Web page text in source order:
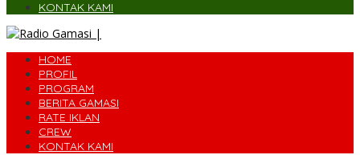
KONTAK KAMI
HOME
PROFIL
PROGRAM
BERITA GAMASI
RATE IKLAN
CREW
KONTAK KAMI